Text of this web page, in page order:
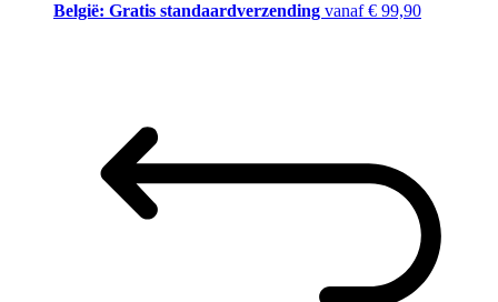
België: Gratis standaardverzending vanaf € 99,90